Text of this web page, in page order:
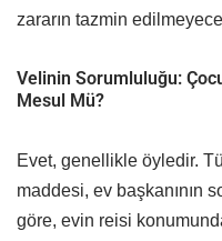
zararın tazmin
Velinin Sorumluluğu:
Mesul Mü?
Evet, genellikle öyledir.
maddesi, ev başkanının
göre, evin reisi